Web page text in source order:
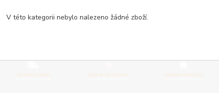
V této kategorii nebylo nalezeno žádné zboží.